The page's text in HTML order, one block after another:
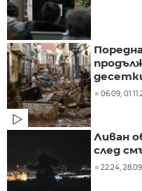
06:09,
Ливан
след
22:24,